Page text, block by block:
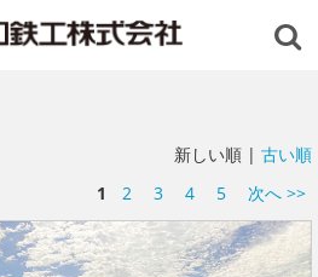
新しい順 | 古い順
1
2 3 4 5 次へ >>